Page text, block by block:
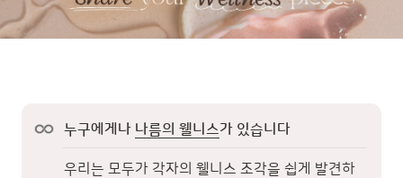
누구에게나 나름의 웰니스가 있습니다
우리는 모두가 각자의 웰니스 조각을 쉽게 발견하